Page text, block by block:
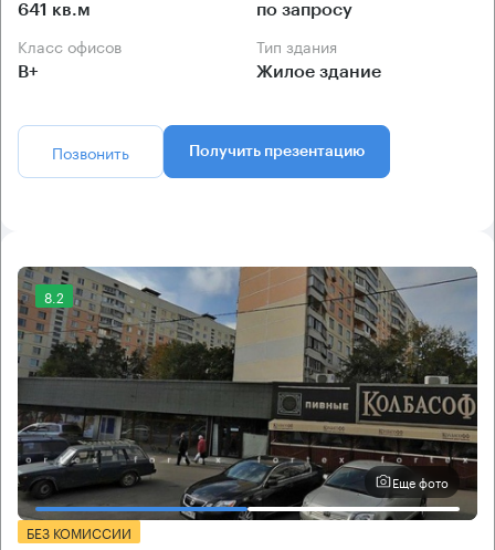
641 кв.м по запросу
Класс офисов
B+
Тип здания
Жилое здание
Позвонить Получить презентацию
8.2
Еще фото
БЕЗ КОМИССИИ